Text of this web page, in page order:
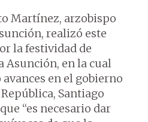
Martínez, arzobispo
realizó este
la festividad de
Asunción, en la cual
en el gobierno
Santiago
“es necesario dar